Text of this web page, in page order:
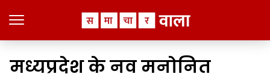
मध्यप्रदेश के नव मनोनित